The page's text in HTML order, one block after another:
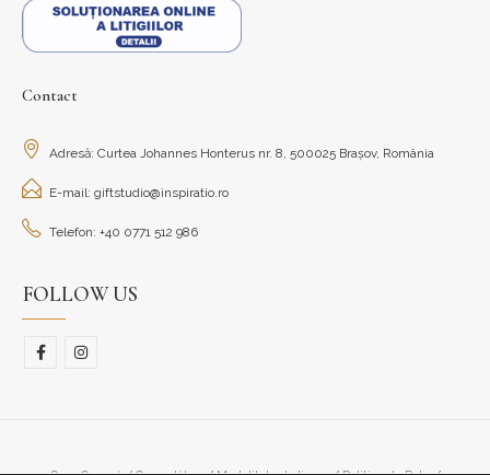
Contact
Adresă: Curtea Johannes Honterus nr. 8, 500025 Brașov, România
E-mail: giftstudio@inspiratio.ro
Telefon: +40 0771 512 986
FOLLOW US